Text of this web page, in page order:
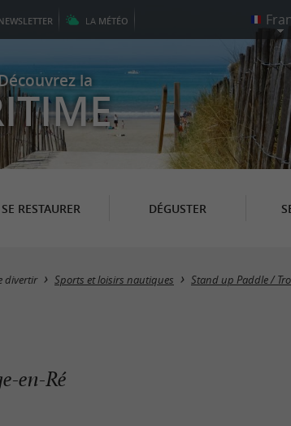
LA MÉTÉO
la
SE RESTAURER DÉGUSTER
divertir Sports et loisirs nautiques Stand up Paddle /
en-Ré